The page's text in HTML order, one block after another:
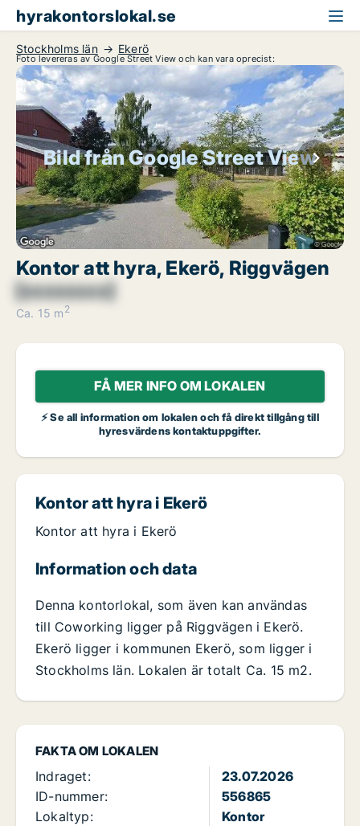
hyrakontorslokal.se
Stockholms län Ekerö
Foto levereras av Google Street View och kan vara oprecist:
Bild från Google Street View
Kontor att hyra, Ekerö, Riggvägen
[xxxxxxxx]
Ca. 15 m 2
FÅ MER INFO OM LOKALEN
⚡ Se all information om lokalen och få direkt tillgång till
hyresvärdens kontaktuppgifter.
FAKTA OM LOKALEN
Indraget:
23.07.2026
ID-nummer:
556865
Lokaltyp:
Kontor
Kontor att hyra i Ekerö
Kontor att hyra i Ekerö
Information och data
Denna kontorlokal, som även kan användas
till Coworking ligger på Riggvägen i Ekerö.
Ekerö ligger i kommunen Ekerö, som ligger i
Stockholms län. Lokalen är totalt Ca. 15 m2.